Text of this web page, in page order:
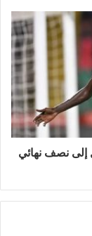
إلى نصف نهائي